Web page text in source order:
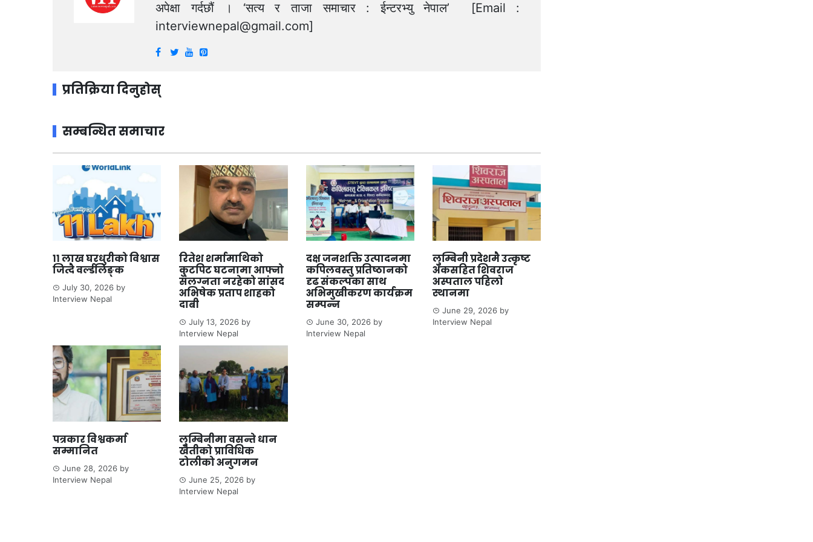
अपेक्षा गर्दछौं । ‘सत्य र ताजा समाचार : ईन्टरभ्यु नेपाल’ [Email :
interviewnepal@gmail.com]
प्रतिक्रिया दिनुहोस्
सम्बन्धित समाचार
११ लाख घरधुरीको विश्वास
जित्दै वर्ल्डलिङ्क
July 30, 2026 by
Interview Nepal
रितेश शर्मामाथिको
कुटपिट घटनामा आफ्नो
संलग्नता नरहेको सांसद
अभिषेक प्रताप शाहको
दाबी
July 13, 2026 by
Interview Nepal
दक्ष जनशक्ति उत्पादनमा
कपिलवस्तु प्रतिष्ठानको
दृढ संकल्पका साथ
अभिमुखीकरण कार्यक्रम
सम्पन्न
June 30, 2026by
Interview Nepal
लुम्बिनी प्रदेशमै उत्कृष्ट
अंकसहित शिवराज
अस्पताल पहिलो
स्थानमा
June 29, 2026by
Interview Nepal
पत्रकार विश्वकर्मा
सम्मानित
June 28, 2026 by
Interview Nepal
लुम्बिनीमा वसन्ते धान
खेतीको प्राविधिक
टोलीको अनुगमन
June 25, 2026 by
Interview Nepal